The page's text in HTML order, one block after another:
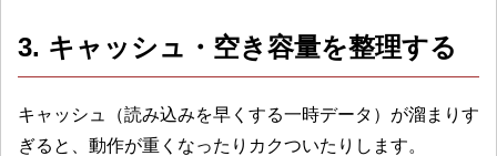
3. キャッシュ・空き容量を整理する
キャッシュ（読み込みを早くする一時データ）が溜まりす
ぎると、動作が重くなったりカクついたりします。